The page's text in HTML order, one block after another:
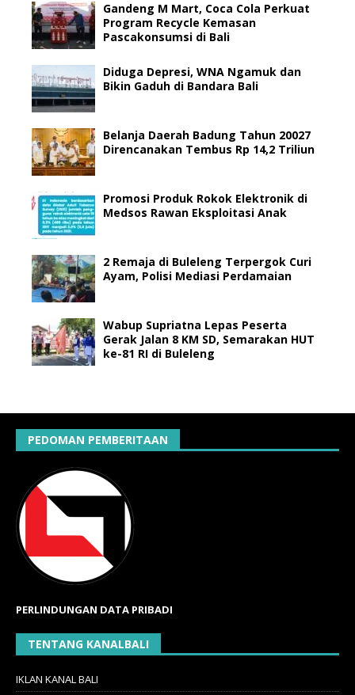
Gandeng M Mart, Coca Cola Perkuat
Program Recycle Kemasan
Pascakonsumsi di Bali
Diduga Depresi, WNA Ngamuk dan
Bikin Gaduh di Bandara Bali
Belanja Daerah Badung Tahun 20027
Direncanakan Tembus Rp 14,2 Triliun
Promosi Produk Rokok Elektronik di
Medsos Rawan Eksploitasi Anak
2 Remaja di Buleleng Terpergok Curi
Ayam, Polisi Mediasi Perdamaian
Wabup Supriatna Lepas Peserta
Gerak Jalan 8 KM SD, Semarakan HUT
ke-81 RI di Buleleng
PEDOMAN PEMBERITAAN
PERLINDUNGAN DATA PRIBADI
TENTANG KANALBALI
IKLAN KANAL BALI